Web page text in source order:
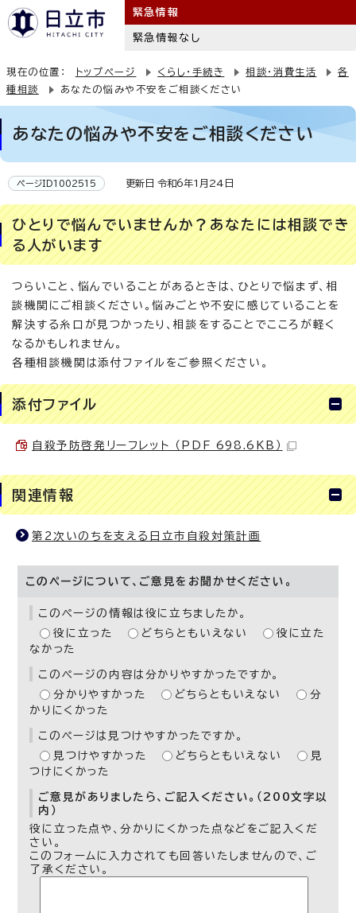
緊急情報
緊急情報なし
現在の位置： トップページ くらし・手続き 相談・消費生活
各
種相談
あなたの悩みや不安をご相談ください
あなたの悩みや不安をご相談ください
ページID1002515 更新日 令和6年1月24日
ひとりで悩んでいませんか？あなたには相談でき
る人がいます
つらいこと、悩んでいることがあるときは、ひとりで悩まず、相
談機関にご相談ください。悩みごとや不安に感じていることを
解決する糸口が見つかったり、相談をすることでこころが軽く
なるかもしれません。
各種相談機関は添付ファイルをご参照ください。
添付ファイル
自殺予防啓発リーフレット （PDF 698.6KB）
関連情報
第2次いのちを支える日立市自殺対策計画
このページについて、ご意見をお聞かせください。
このページの情報は役に立ちましたか。
役に立った
どちらともいえない
役に立た
なかった
このページの内容は分かりやすかったですか。
分かりやすかった
どちらともいえない
分
かりにくかった
このページは見つけやすかったですか。
見つけやすかった
どちらともいえない
見
つけにくかった
ご意見がありましたら、ご記入ください。（200文字以
内）
役に立った点や、分かりにくかった点などをご記入くだ
さい。
このフォームに入力されても回答いたしませんので、ご
了承ください。